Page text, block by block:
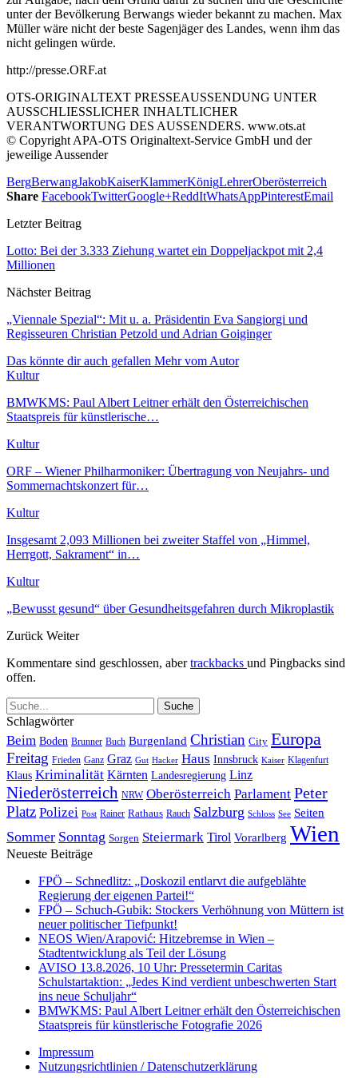
unter der Bevölkerung Berwangs wieder bekannt zu machen. Max
Müller wäre nicht der beste Sagenjäger des Landes, wenn ihm das
nicht gelingen würde.
http://presse.ORF.at
OTS-ORIGINALTEXT PRESSEAUSSENDUNG UNTER
AUSSCHLIESSLICHER INHALTLICHER
VERANTWORTUNG DES AUSSENDERS. www.ots.at
© Copyright APA-OTS Originaltext-Service GmbH und der
jeweilige Aussender
BergBerwangJakobKaiserKlammerKönigLehrerOberösterreich
Share FacebookTwitterGoogle+ReddItWhatsAppPinterestEmail
Letzter Beitrag
Lotto: Bei der 3.333 Ziehung wartet ein Doppeljackpot mit 2,4
Millionen
Nächster Beitrag
„Viennale Spezial“: Mit u. a. Präsidentin Eva Sangiorgi und
Regisseuren Christian Petzold und Adrian Goiginger
Das könnte dir auch gefallen Mehr vom Autor
Kultur
BMWKMS: Paul Albert Leitner erhält den Österreichischen
Staatspreis für künstlerische…
Kultur
ORF – Wiener Philharmoniker: Übertragung von Neujahrs- und
Sommernachtskonzert für…
Kultur
Insgesamt 2,093 Millionen bei zweiter Staffel von „Himmel,
Herrgott, Sakrament“ in…
Kultur
„Bewusst gesund“ über Gesundheitsgefahren durch Mikroplastik
Zurück Weiter
Kommentare sind geschlossen, abertrackbacks und Pingbacks sind
offen.
Schlagwörter
Beim Boden Brunner Buch Burgenland Christian City Europa
Freitag Frieden Ganz Graz Gut Hacker Haus Innsbruck Kaiser Klagenfurt
Klaus Kriminalität Kärnten Landesregierung Linz
Niederösterreich NRW Oberösterreich Parlament Peter
Platz Polizei Post Rainer Rathaus Rauch Salzburg Schloss See Seiten
Sommer Sonntag Sorgen Steiermark Tirol Vorarlberg Wien
Neueste Beiträge
FPÖ – Schnedlitz: „Doskozil entlarvt die aufgeblähte
Regierung der eigenen Partei!“
FPÖ – Schuch-Gubik: Stockers Verhöhnung von Müttern ist
neuer politischer Tiefpunkt!
NEOS Wien/Arapović: Hitzebremse in Wien –
Stadtentwicklung als Teil der Lösung
AVISO 13.8.2026, 10 Uhr: Pressetermin Caritas
Schulstartaktion: „Jedes Kind verdient unbeschwerten Start
ins neue Schuljahr“
BMWKMS: Paul Albert Leitner erhält den Österreichischen
Staatspreis für künstlerische Fotografie 2026
Impressum
Nutzungsrichtlinien / Datenschutzerklärung